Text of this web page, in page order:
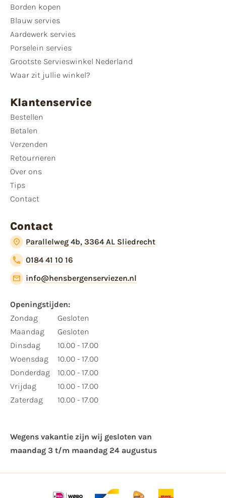
Borden kopen
Blauw servies
Aardewerk servies
Porselein servies
Grootste Servieswinkel Nederland
Waar zit jullie winkel?
Klantenservice
Bestellen
Betalen
Verzenden
Retourneren
Over ons
Tips
Contact
Contact
Parallelweg 4b, 3364 AL Sliedrecht
0184 41 10 16
info@hensbergenserviezen.nl
Openingstijden:
Zondag
Maandag
Dinsdag
Woensdag
Donderdag
Vrijdag
Zaterdag
Gesloten
Gesloten
10.00 - 17.00
10.00 - 17.00
10.00 - 17.00
10.00 - 17.00
10.00 - 17.00
Wegens vakantie zijn wij gesloten van ​
maandag 3 t/m maandag 24 augustus